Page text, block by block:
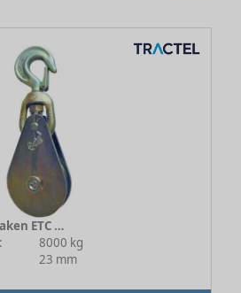
Schwerlastrolle mit Haken ETC 8-326E23 - Rollen-Ø 275 mm
8000 kg
23 mm